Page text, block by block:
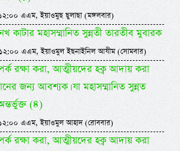
এএম, ইয়াওমুছ ছুলাছা (মঙ্গলবার)
কাটার মহাসম্মানিত সুন্নতী তারতীব মুবারক
এএম, ইয়াওমুল ইছনাইনিল আযীম (সোমবার)
রক্ষা করা, আত্মীয়দের হক্ব আদায় করা
জন্য আবশ্যক। যা মহাসম্মানিত সুন্নত
(৪)
এএম, ইয়াওমুল আহাদ (রোববার)
রক্ষা করা, আত্মীয়দের হক্ব আদায় করা